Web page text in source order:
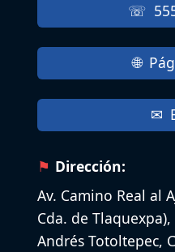
Dirección:
Av. Camino Real al
Cda. de
Andrés Totoltepec,